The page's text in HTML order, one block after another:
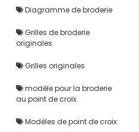
Diagramme de broderie
Grilles de broderie
originales
Grilles originales
modèle pour la broderie
au point de croix
Modèles de point de croix